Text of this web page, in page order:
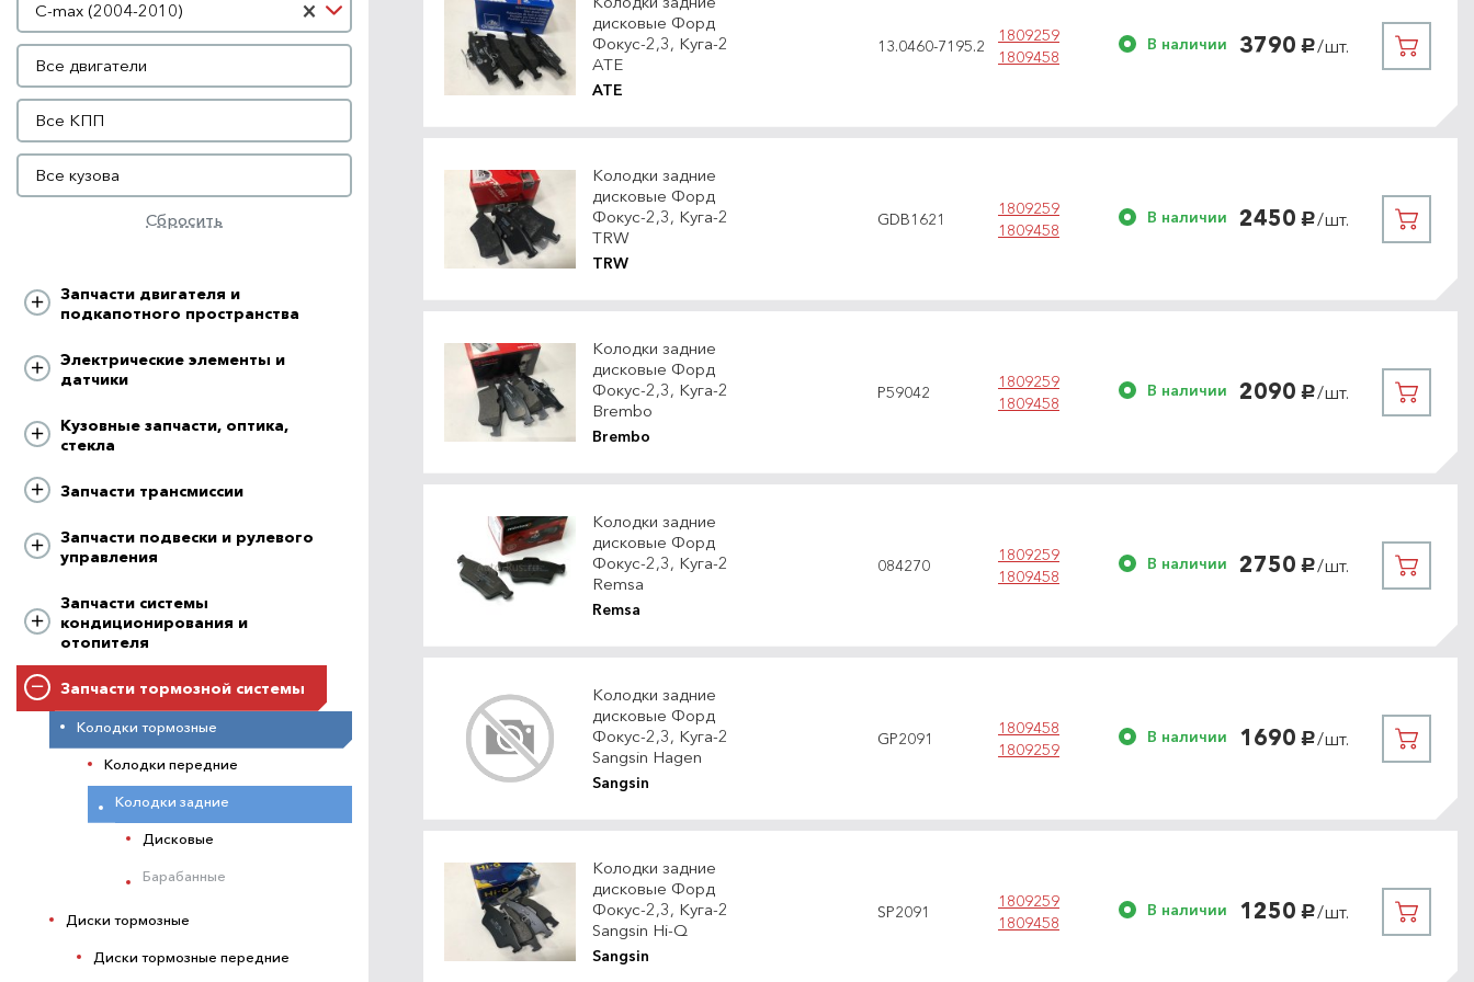
Запчасти двигателя и
подкапотного пространства
Электрические элементы и
датчики
Кузовные запчасти, оптика,
стекла
Запчасти трансмиссии
Запчасти подвески и рулевого
управления
Запчасти системы
кондиционирования и
отопителя
Запчасти тормозной системы
Колодки тормозные
Колодки передние
Колодки задние
Дисковые
Барабанные
Диски тормозные
Диски тормозные передние
×
C-max (2004-2010)
Двигатель
Все двигатели
КПП
Все КПП
Кузов
Все кузова
Сбросить
дисковые Форд
Фокус-2,3, Куга-2
ATE
ATE
13.0460-7195.2
1809259
1809458
В наличии 3790 руб./шт.
Колодки задние
дисковые Форд
Фокус-2,3, Куга-2
TRW
TRW
GDB1621
1809259
1809458
В наличии 2450 руб./шт.
Колодки задние
дисковые Форд
Фокус-2,3, Куга-2
Brembo
Brembo
P59042
1809259
1809458
В наличии 2090 руб./шт.
Колодки задние
дисковые Форд
Фокус-2,3, Куга-2
Remsa
Remsa
084270
1809259
1809458
В наличии 2750 руб./шт.
Колодки задние
дисковые Форд
Фокус-2,3, Куга-2
Sangsin Hagen
Sangsin
GP2091
1809458
1809259
В наличии 1690 руб./шт.
Колодки задние
дисковые Форд
Фокус-2,3, Куга-2
Sangsin Hi-Q
Sangsin
SP2091
1809259
1809458
В наличии 1250 руб./шт.